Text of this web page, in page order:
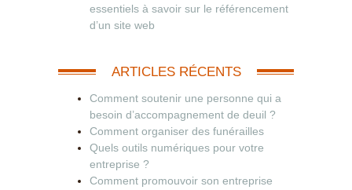
essentiels à savoir sur le référencement
d’un site web
ARTICLES RÉCENTS
Comment soutenir une personne qui a
besoin d’accompagnement de deuil ?
Comment organiser des funérailles
Quels outils numériques pour votre
entreprise ?
Comment promouvoir son entreprise